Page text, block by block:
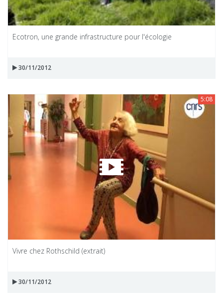
Ecotron, une grande infrastructure pour l'écologie
30/11/2012
5:08
Vivre chez Rothschild (extrait)
30/11/2012